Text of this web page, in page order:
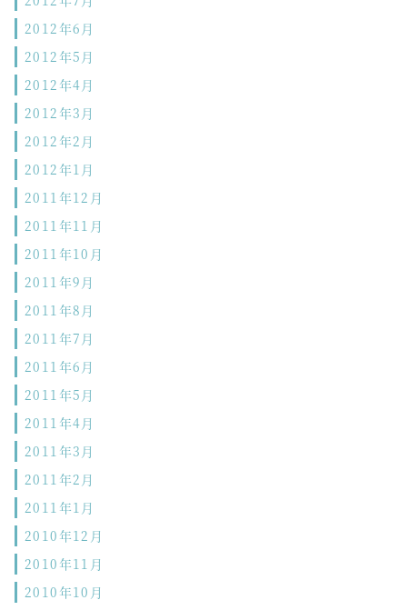
2012年6月
2012年5月
2012年4月
2012年3月
2012年2月
2012年1月
2011年12月
2011年11月
2011年10月
2011年9月
2011年8月
2011年7月
2011年6月
2011年5月
2011年4月
2011年3月
2011年2月
2011年1月
2010年12月
2010年11月
2010年10月